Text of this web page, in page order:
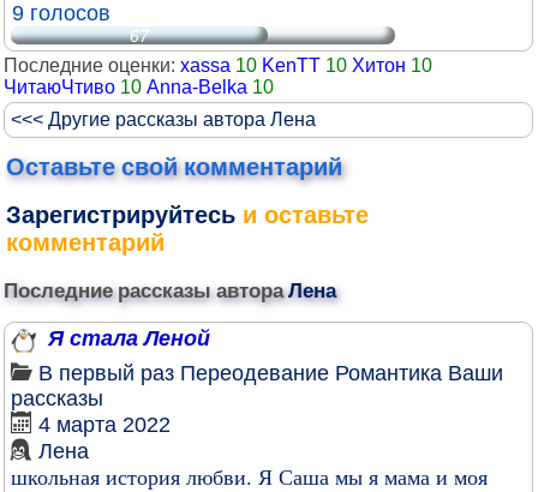
9 голосов
67
Последние оценки: xassa 10 KenTT 10 Хитон 10
ЧитаюЧтиво 10 Anna-Belka 10
<<< Другие рассказы автора Лена
Оставьте свой комментарий
Зарегистрируйтесь и оставьте
комментарий
Последние рассказы автораЛена
Я стала Леной
В первый раз Переодевание Романтика Ваши
рассказы
4 марта 2022
Лена
школьная история любви. Я Саша мы я мама и моя